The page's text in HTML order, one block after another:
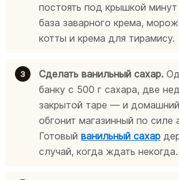
постоять под крышкой
база заварного крема,
котты и крема для тирамису.
Сделать ванильный сахар.
банку с 500 г сахара, две
закрытой таре — и
обгонит магазинный по силе
Готовыйванильный сахар
случай, когда ждать некогда.